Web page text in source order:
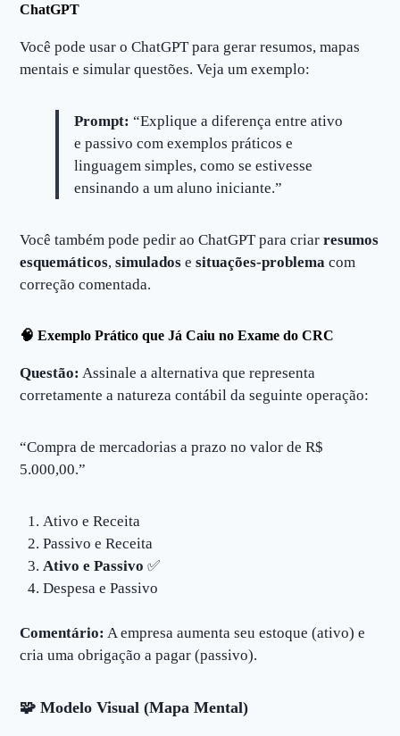
ChatGPT
Você pode usar o ChatGPT para gerar resumos, mapas
mentais e simular questões. Veja um exemplo:
Prompt: “Explique a diferença entre ativo
e passivo com exemplos práticos e
linguagem simples, como se estivesse
ensinando a um aluno iniciante.”
Você também pode pedir ao ChatGPT para criarresumos
esquemáticos,simulados esituações-problema com
correção comentada.
🧠 Exemplo Prático que Já Caiu no Exame do CRC
Questão: Assinale a alternativa que representa
corretamente a natureza contábil da seguinte operação:
“Compra de mercadorias a prazo no valor de R$
5.000,00.”
Ativo e Receita
Passivo e Receita
Ativo e Passivo ✅
Despesa e Passivo
Comentário: A empresa aumenta seu estoque (ativo) e
cria uma obrigação a pagar (passivo).
🧩 Modelo Visual (Mapa Mental)